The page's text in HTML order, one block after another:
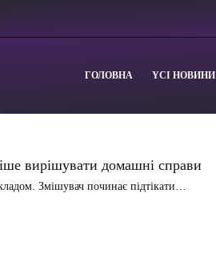
ГОЛОВНА YСІ НОВИНИ
вирішувати домашні справи
Змішувач починає підтікати…